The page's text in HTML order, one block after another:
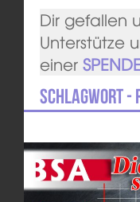
Dir gefallen
Unterstütze
einer
Schlagwort -